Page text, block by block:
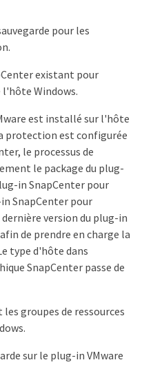
pour les
existant pour
l'hôte Windows.
est installé sur l'hôte
protection est configurée
le processus de
le package du plug-
in SnapCenter pour
SnapCenter pour
version du plug-in
de prendre en charge la
type d'hôte dans
SnapCenter passe de
groupes de ressources
sur le plug-in VMware